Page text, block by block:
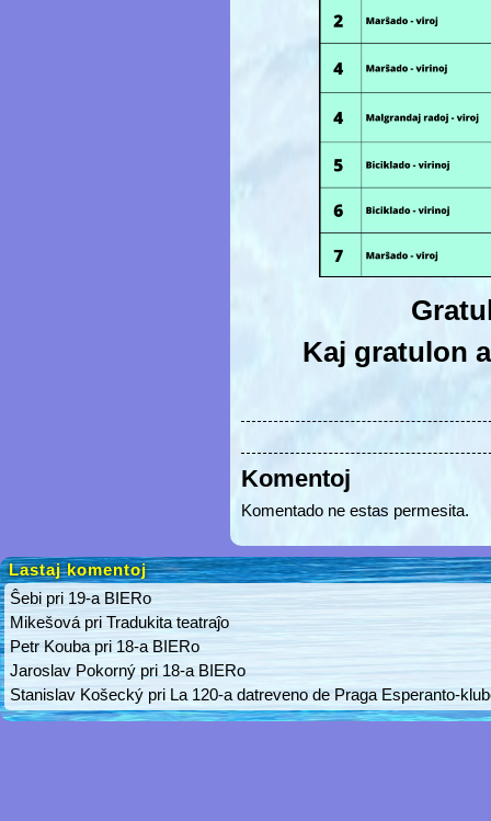
Kaj gratulon
Komentoj
Komentado ne estas permesita.
Lastaj komentoj
Ŝebi pri 19-a BIERo
Mikešová pri Tradukita teatraĵo
Petr Kouba pri 18-a BIERo
Jaroslav Pokorný pri 18-a BIERo
Stanislav Košecký pri La 120-a datreveno de Praga Esperanto-